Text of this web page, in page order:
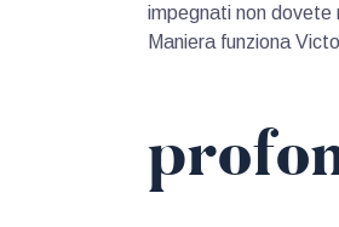
impegnati non dovete
Maniera funziona